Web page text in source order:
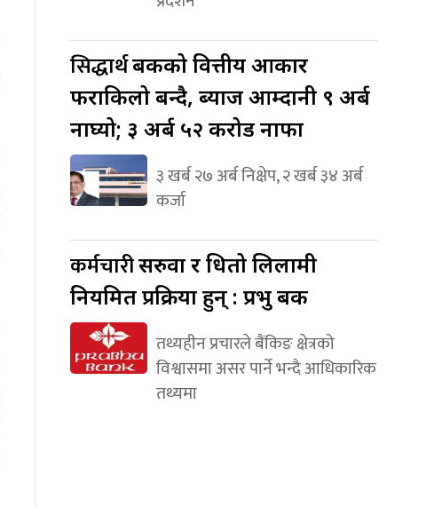
सिद्धार्थबैंकको वित्तीय आकार
फराकिलो बन्दै, ब्याज आम्दानी ९ अर्ब
नाघ्यो; ३ अर्ब ५२ करोड नाफा
३ खर्ब २७ अर्ब निक्षेप, २ खर्ब ३४ अर्ब
कर्जा
कर्मचारीसरुवा र धितो लिलामी
नियमित प्रक्रिया हुन् : प्रभु बैंक
तथ्यहीन प्रचारले बैंकिङ क्षेत्रको
विश्वासमा असर पार्ने भन्दै आधिकारिक
तथ्यमा